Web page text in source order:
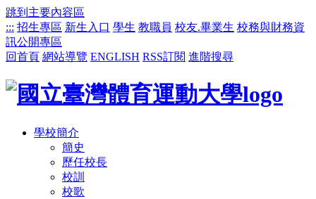
跳到主要內容區
::: 招生專區 新生入口 學生 教職員 校友.畢業生 校務與財務資
訊公開專區
回首頁 網站導覽 ENGLISH RSS訂閱 進階搜尋
學校簡介
簡史
歷任校長
校訓
校歌